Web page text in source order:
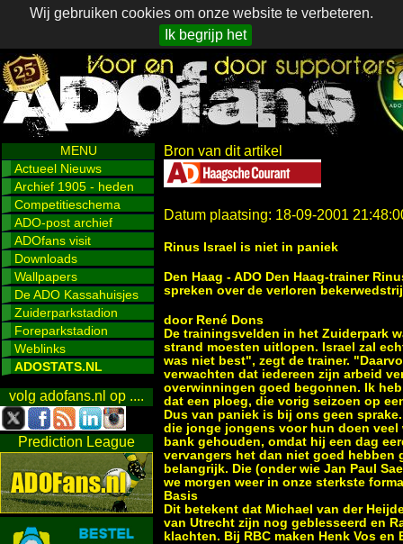
Wij gebruiken cookies om onze website te verbeteren.
Ik begrijp het
MENU
Actueel Nieuws
Archief 1905 - heden
Competitieschema
ADO-post archief
ADOfans visit
Downloads
Wallpapers
De ADO Kassahuisjes
Zuiderparkstadion
Foreparkstadion
Weblinks
ADOSTATS.NL
volg adofans.nl op ....
Prediction League
Bron van dit artikel
Datum plaatsing: 18-09-2001
Rinus Israel is niet in paniek
Den Haag - ADO Den Haag-trainer
spreken over de verloren
door René Dons
De trainingsvelden in het Zuiderpark
strand moesten uitlopen. Israel zal
was niet best", zegt de trainer.
verwachten dat iedereen zijn arbeid
overwinningen goed begonnen. Ik
dat een ploeg, die vorig seizoen op
Dus van paniek is bij ons geen
die jonge jongens voor hun doen veel
bank gehouden, omdat hij een dag
vervangers het dan niet goed hebben
belangrijk. Die (onder wie Jan Paul
we morgen weer in onze sterkste
Basis
Dit betekent dat Michael van der
van Utrecht zijn nog geblesseerd en
klachten. Bij RBC maken Henk Vos